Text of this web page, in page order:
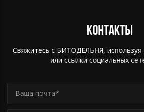
Контакты
Свяжитесь с БИТОДЕЛЬНЯ, используя
или ссылки социальных